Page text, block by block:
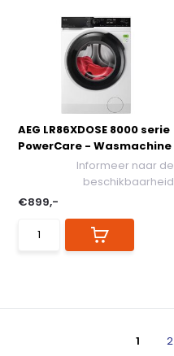
AEG LR86XDOSE 8000 serie
PowerCare - Wasmachine
Informeer naar de
beschikbaarheid
€899,-
1 2